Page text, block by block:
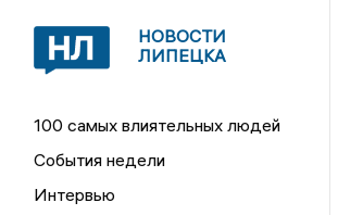
НОВОСТИ
ЛИПЕЦКА
100 самых влиятельных людей
События недели
Интервью